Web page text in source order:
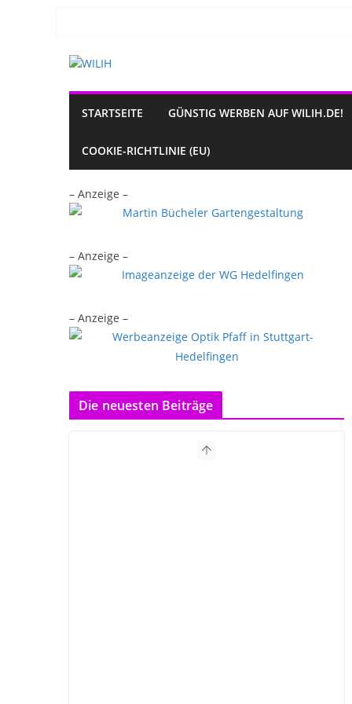
STARTSEITE GÜNSTIG WERBEN AUF WILIH.DE!
COOKIE-RICHTLINIE (EU)
– Anzeige –
– Anzeige –
– Anzeige –
Die neuesten Beiträge